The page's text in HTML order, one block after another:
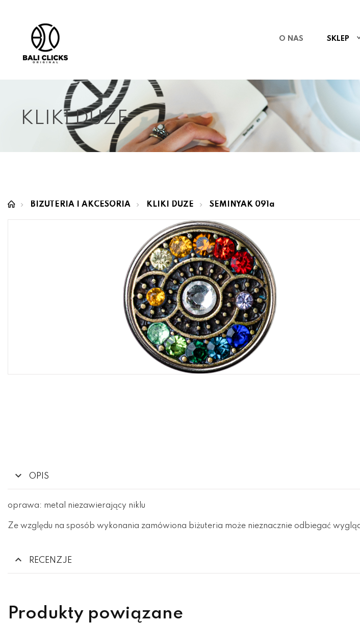
O NAS SKLEP
KLIKI DUŻE
BIŻUTERIA I AKCESORIA KLIKI DUŻE SEMINYAK 091a
OPIS
oprawa: metal niezawierający niklu
Ze względu na sposób wykonania zamówiona biżuteria może nieznacznie odbiegać
RECENZJE
Produkty powiązane